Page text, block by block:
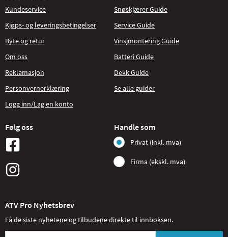
Kundeservice
Kjøps- og leveringsbetingelser
Byte og retur
Om oss
Reklamasjon
Personvernerklæring
Logg inn/Lag en konto
Snøskjærer Guide
Service Guide
Vinsjmontering Guide
Batteri Guide
Dekk Guide
Se alle guider
Følg oss Handle som
Privat (inkl. mva)
Firma (ekskl. mva)
ATV Pro Nyhetsbrev
Få de siste nyhetene og tilbudene direkte til innboksen.